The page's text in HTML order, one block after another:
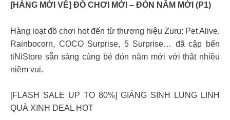
[HÀNG MỚI VỀ] ĐỒ CHƠI MỚI – ĐÓN NĂM MỚI (P1)
Hàng loạt đồ chơi hot đến từ thương hiệu Zuru: Pet Alive,
Rainbocorn, COCO Surprise, 5 Surprise… đã cập bến
tiNiStore sẵn sàng cùng bé đón năm mới với thât nhiều
niềm vui.
[FLASH SALE UP TO 80%] GIÁNG SINH LUNG LINH
QUÀ XINH DEAL HOT ​